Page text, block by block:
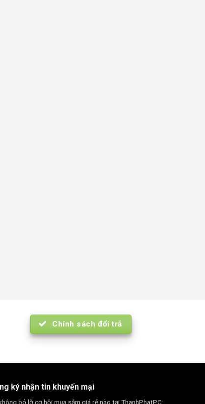
Chính sách đổi trả
ký nhận tin khuyến mại
bỏ lỡ cơ hội mua sắm giá rẻ nào tại ThanhPhatPC: